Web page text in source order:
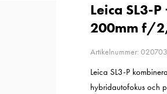
Leica SL3-
200mm f/
Artikelnummer:
Leica SL3-P
hybridautofokus och